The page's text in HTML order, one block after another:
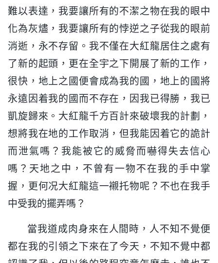
難以表達，我要讓所有的不潔之物在我的眼中
化為灰燼，我要讓所有的悖逆之子從我的眼前
消逝，永不存留。我不僅在大紅龍居住之處有
了新的起頭，更在全宇之下開展了新的工作，
很快，地上之國便會成為我的國，地上的國將
永遠因着我的國而不存在，因我已得勝，我已
凱旋歸來。大紅龍千方百計來破壞我的計劃，
想將我在地的工作取消，但我能因着它的詭計
而泄氣嗎？我能被它的威脅而嚇得失去信心
嗎？天地之中，不曾有一物不在我的手中掌
握，更何况大紅龍這一襯托物呢？不也在我手
中受我的擺弄嗎？
當我道成肉身來在人間時，人不知不覺便
都在我的引領之下來在了今天，不知不覺中都